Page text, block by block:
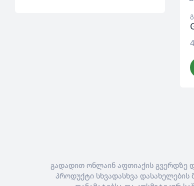
გადადით ონლაინ აფთიაქის გვერდზე
პროდუქტი სხვადასხვა დასახელების